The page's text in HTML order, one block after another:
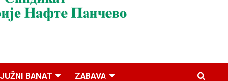
JUŽNI BANAT ZABAVA